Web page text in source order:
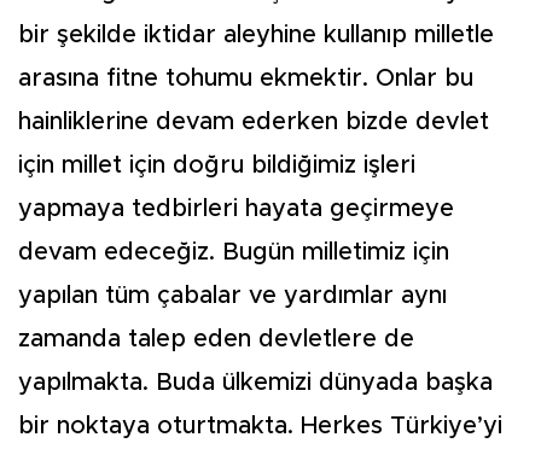
bir şekilde iktidar aleyhine kullanıp milletle
arasına fitne tohumu ekmektir. Onlar bu
hainliklerine devam ederken bizde devlet
için millet için doğru bildiğimiz işleri
yapmaya tedbirleri hayata geçirmeye
devam edeceğiz. Bugün milletimiz için
yapılan tüm çabalar ve yardımlar aynı
zamanda talep eden devletlere de
yapılmakta. Buda ülkemizi dünyada başka
bir noktaya oturtmakta. Herkes Türkiye’yi